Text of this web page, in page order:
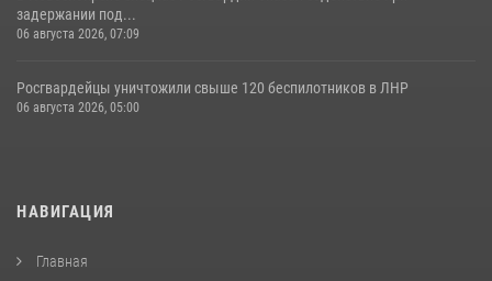
задержании под...
06 августа 2026, 07:09
Росгвардейцы уничтожили свыше 120 беспилотников в ЛНР
06 августа 2026, 05:00
НАВИГАЦИЯ
Главная